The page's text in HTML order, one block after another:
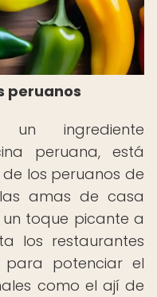
peruanos
ingrediente
peruana, está
los peruanos de
amas de casa
toque picante a
los restaurantes
potenciar el
como el ají de